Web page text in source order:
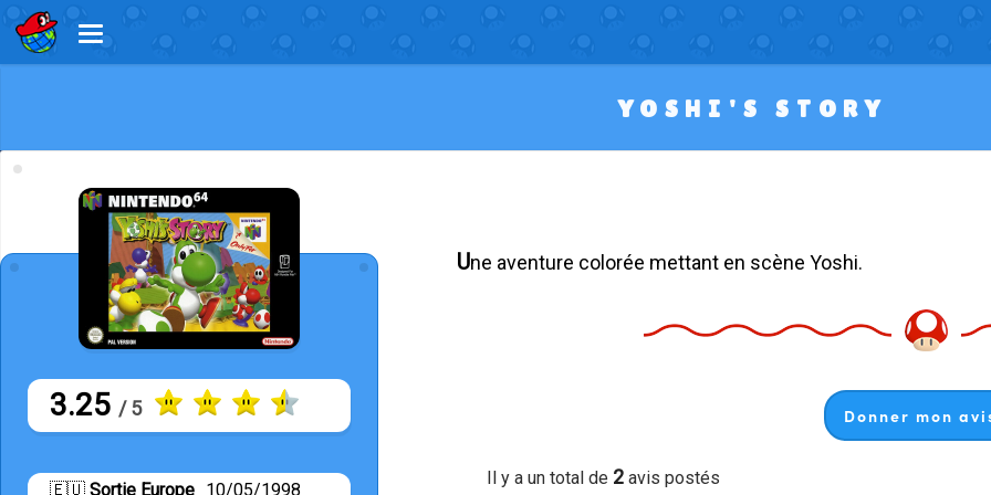
YOSHI'S STORY
3.25 / 5
🇪🇺 Sortie Europe 10/05/1998
Une aventure colorée mettant en scène Yoshi.
Donner mon
Il y a un total de 2avis postés